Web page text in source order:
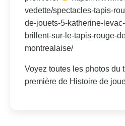
vedette/spectacles-tapis-
de-jouets-5-katherine-
brillent-sur-le-tapis-rouge-
montrealaise/
Voyez toutes les photos du
première de Histoire de